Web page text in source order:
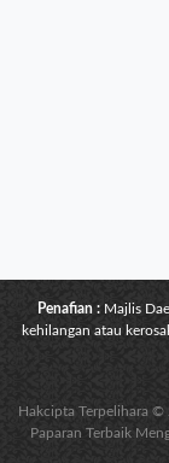
Penafian : Majlis
kehilangan atau
Hakcipta Terpelihara ©
Paparan Terbaik